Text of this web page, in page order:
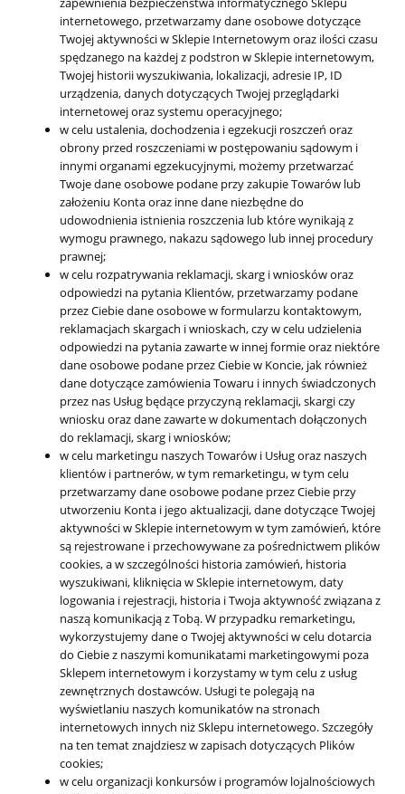
internetowego, przetwarzamy dane osobowe dotyczące
Twojej aktywności w Sklepie Internetowym oraz ilości czasu
spędzanego na każdej z podstron w Sklepie internetowym,
Twojej historii wyszukiwania, lokalizacji, adresie IP, ID
urządzenia, danych dotyczących Twojej przeglądarki
internetowej oraz systemu operacyjnego;
w celu ustalenia, dochodzenia i egzekucji roszczeń oraz
obrony przed roszczeniami w postępowaniu sądowym i
innymi organami egzekucyjnymi, możemy przetwarzać
Twoje dane osobowe podane przy zakupie Towarów lub
założeniu Konta oraz inne dane niezbędne do
udowodnienia istnienia roszczenia lub które wynikają z
wymogu prawnego, nakazu sądowego lub innej procedury
prawnej;
w celu rozpatrywania reklamacji, skarg i wniosków oraz
odpowiedzi na pytania Klientów, przetwarzamy podane
przez Ciebie dane osobowe w formularzu kontaktowym,
reklamacjach skargach i wnioskach, czy w celu udzielenia
odpowiedzi na pytania zawarte w innej formie oraz niektóre
dane osobowe podane przez Ciebie w Koncie, jak również
dane dotyczące zamówienia Towaru i innych świadczonych
przez nas Usług będące przyczyną reklamacji, skargi czy
wniosku oraz dane zawarte w dokumentach dołączonych
do reklamacji, skarg i wniosków;
w celu marketingu naszych Towarów i Usług oraz naszych
klientów i partnerów, w tym remarketingu, w tym celu
przetwarzamy dane osobowe podane przez Ciebie przy
utworzeniu Konta i jego aktualizacji, dane dotyczące Twojej
aktywności w Sklepie internetowym w tym zamówień, które
są rejestrowane i przechowywane za pośrednictwem plików
cookies, a w szczególności historia zamówień, historia
wyszukiwani, kliknięcia w Sklepie internetowym, daty
logowania i rejestracji, historia i Twoja aktywność związana z
naszą komunikacją z Tobą. W przypadku remarketingu,
wykorzystujemy dane o Twojej aktywności w celu dotarcia
do Ciebie z naszymi komunikatami marketingowymi poza
Sklepem internetowym i korzystamy w tym celu z usług
zewnętrznych dostawców. Usługi te polegają na
wyświetlaniu naszych komunikatów na stronach
internetowych innych niż Sklepu internetowego. Szczegóły
na ten temat znajdziesz w zapisach dotyczących Plików
cookies;
w celu organizacji konkursów i programów lojalnościowych